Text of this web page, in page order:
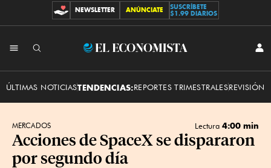
CONTRIBUCIONES
NEWSLETTER ANÚNCIATE
SUSCRÍBETE
$1.99 DIARIOS
El
ÚLTIMAS NOTICIASTENDENCIAS:REPORTES TRIMESTRALESREVISIÓN
MERCADOS Lectura 4:00 min
Acciones de SpaceX se dispararon
por segundo día